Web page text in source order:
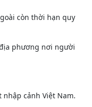
còn thời hạn quy
phương nơi người
nhập cảnh Việt Nam.